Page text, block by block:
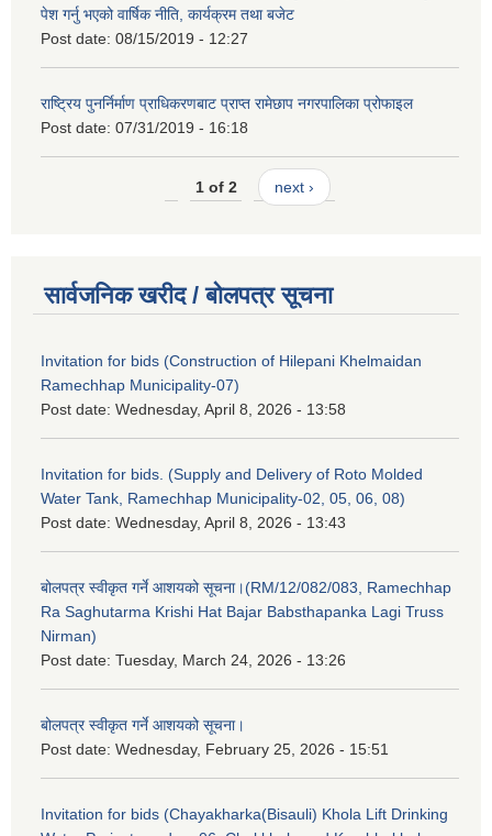
पेश गर्नु भएको वार्षिक नीति, कार्यक्रम तथा बजेट
Post date: 08/15/2019 - 12:27
राष्ट्रिय पुनर्निर्माण प्राधिकरणबाट प्राप्त रामेछाप नगरपालिका प्रोफाइल
Post date: 07/31/2019 - 16:18
1 of 2 next ›
सार्वजनिक खरीद / बोलपत्र सूचना
Invitation for bids (Construction of Hilepani Khelmaidan
Ramechhap Municipality-07)
Post date: Wednesday, April 8, 2026 - 13:58
Invitation for bids. (Supply and Delivery of Roto Molded
Water Tank, Ramechhap Municipality-02, 05, 06, 08)
Post date: Wednesday, April 8, 2026 - 13:43
बोलपत्र स्वीकृत गर्ने आशयको सूचना।(RM/12/082/083, Ramechhap
Ra Saghutarma Krishi Hat Bajar Babsthapanka Lagi Truss
Nirman)
Post date: Tuesday, March 24, 2026 - 13:26
बोलपत्र स्वीकृत गर्ने आशयको सूचना।
Post date: Wednesday, February 25, 2026 - 15:51
Invitation for bids (Chayakharka(Bisauli) Khola Lift Drinking